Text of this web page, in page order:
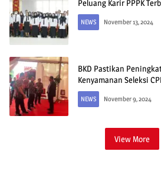
Peluang Karir PPPK
NEWS November 13, 2024
BKD Pastikan
Kenyamanan Seleksi
NEWS November 9, 2024
View More